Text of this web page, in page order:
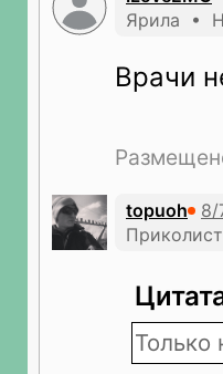
Ярила •
Врачи
topuoh
Только